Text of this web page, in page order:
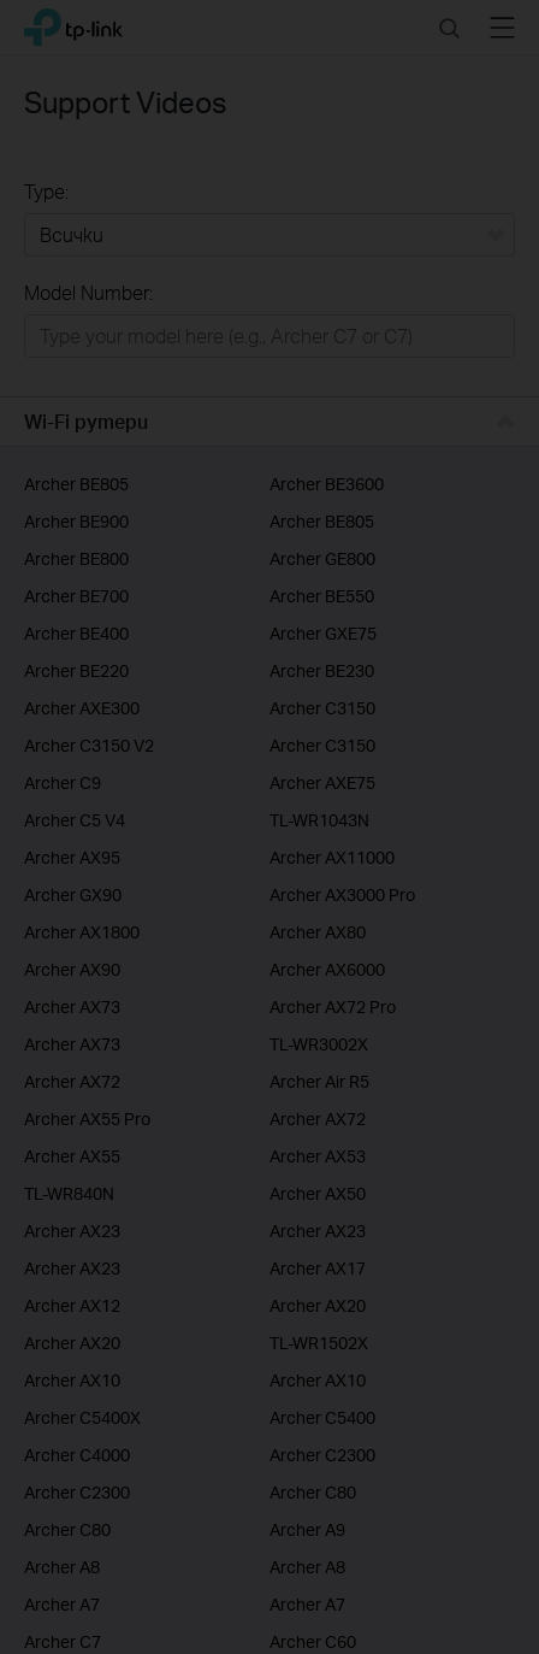
Click
navigation
TP-Link, Reliably Smart SearchMenu
Support Videos
Type:
Бизнес решения
Model Number:
Wi-Fi рутери
Archer BE805
Archer BE3600
Archer BE900
Archer BE805
Archer BE800
Archer GE800
Archer BE700
Archer BE550
Archer BE400
Archer GXE75
Archer BE220
Archer BE230
Archer AXE300
Archer C3150
Archer C3150 V2
Archer C3150
Archer C9
Archer AXE75
Archer C5 V4
TL-WR1043N
Archer AX95
Archer AX11000
Archer GX90
Archer AX3000 Pro
Archer AX1800
Archer AX80
Archer AX90
Archer AX6000
Archer AX73
Archer AX72 Pro
Archer AX73
TL-WR3002X
Archer AX72
Archer Air R5
Archer AX55 Pro
Archer AX72
Archer AX55
Archer AX53
TL-WR840N
Archer AX50
Archer AX23
Archer AX23
Archer AX23
Archer AX17
Archer AX12
Archer AX20
Archer AX20
TL-WR1502X
Archer AX10
Archer AX10
Archer C5400X
Archer C5400
Archer C4000
Archer C2300
Archer C2300
Archer C80
Archer C80
Archer A9
Archer A8
Archer A8
Archer A7
Archer A7
Archer C7
Archer C60